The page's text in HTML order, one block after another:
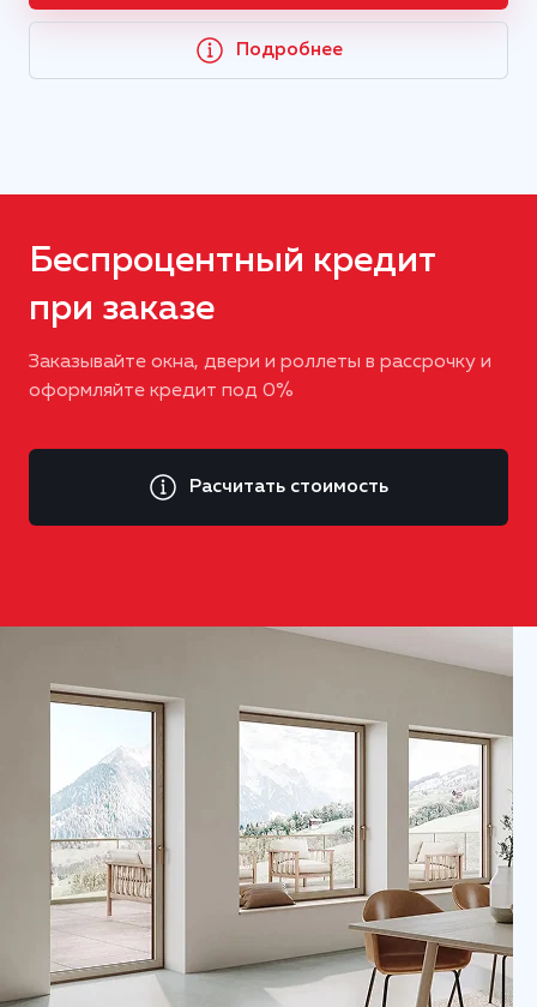
Подробнее
Беспроцентный кредит
при заказе
Заказывайте окна, двери и роллеты в рассрочку и
оформляйте кредит под 0%
Расчитать стоимость